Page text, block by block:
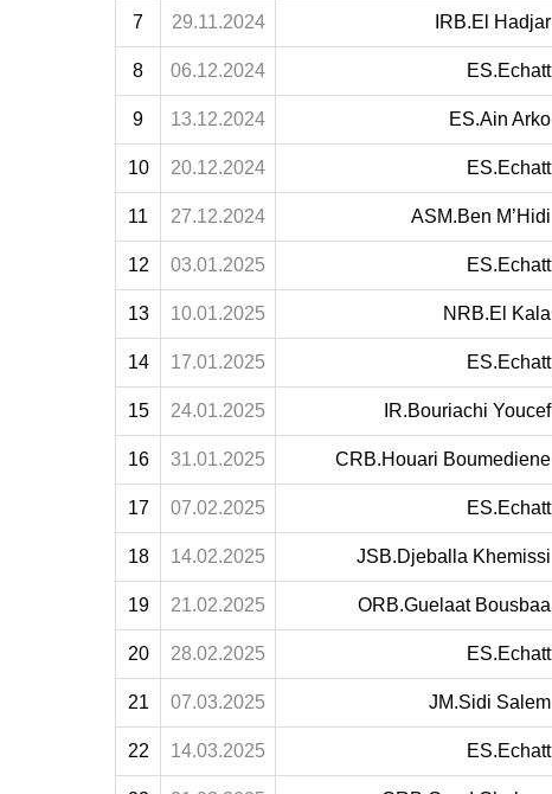
7 29.11.2024 IRB.El Hadjar
8 06.12.2024 ES.Echatt
9 13.12.2024 ES.Ain Arko
10 20.12.2024 ES.Echatt
11 27.12.2024 ASM.Ben M’Hidi
12 03.01.2025 ES.Echatt
13 10.01.2025 NRB.El Kala
14 17.01.2025 ES.Echatt
15 24.01.2025 IR.Bouriachi Youcef
16 31.01.2025 CRB.Houari Boumediene
17 07.02.2025 ES.Echatt
18 14.02.2025 JSB.Djeballa Khemissi
19 21.02.2025 ORB.Guelaat Bousbaa
20 28.02.2025 ES.Echatt
21 07.03.2025 JM.Sidi Salem
22 14.03.2025 ES.Echatt